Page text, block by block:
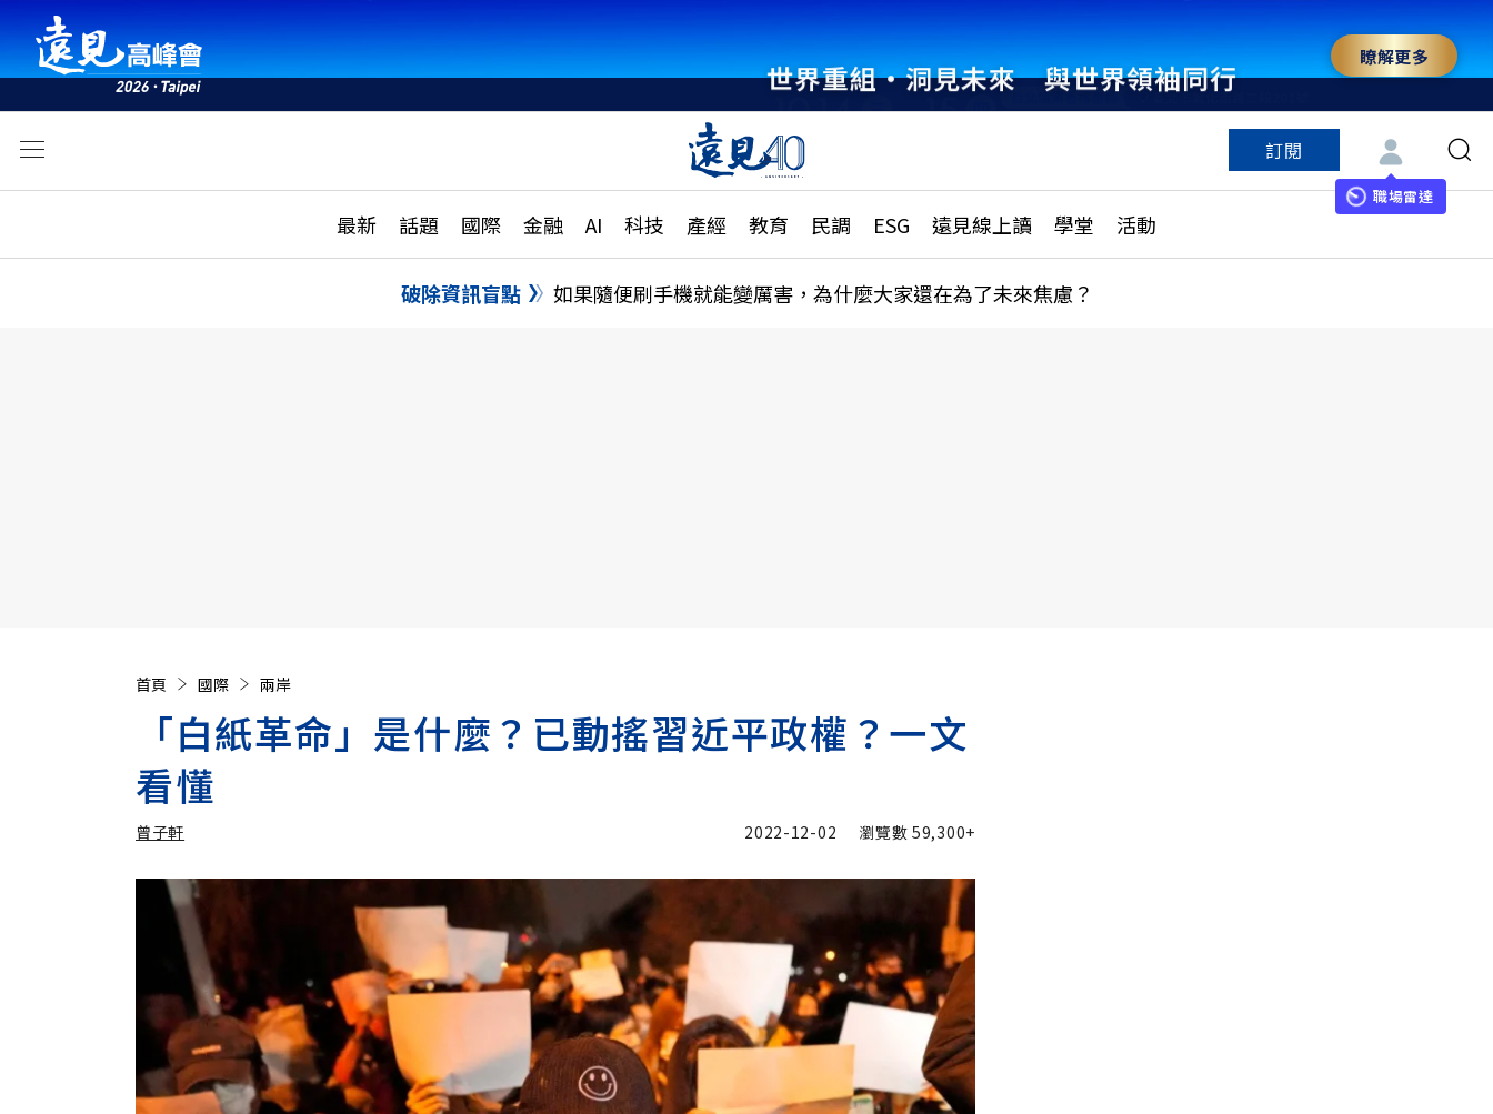
世界重組・洞見未來 與世界領袖同行
瞭解更多
訂閱
職場雷達
最新 話題 國際 金融 AI 科技 產經 教育 民調 ESG 遠見線上讀 學堂 活動
活動
話題
國際
特輯
大學升學、職涯攻略
縣市施政調查全解析
更多訂閱方案
特色頻道
破除資訊盲點 如果隨便刷手機就能變厲害，為什麼大家還在為了未來焦慮？
首頁 國際 兩岸
「白紙革命」是什麼？已動搖習近平政權？一文
看懂
曾子軒
曾子軒 加入追蹤
2022-12-02 瀏覽數59,300+